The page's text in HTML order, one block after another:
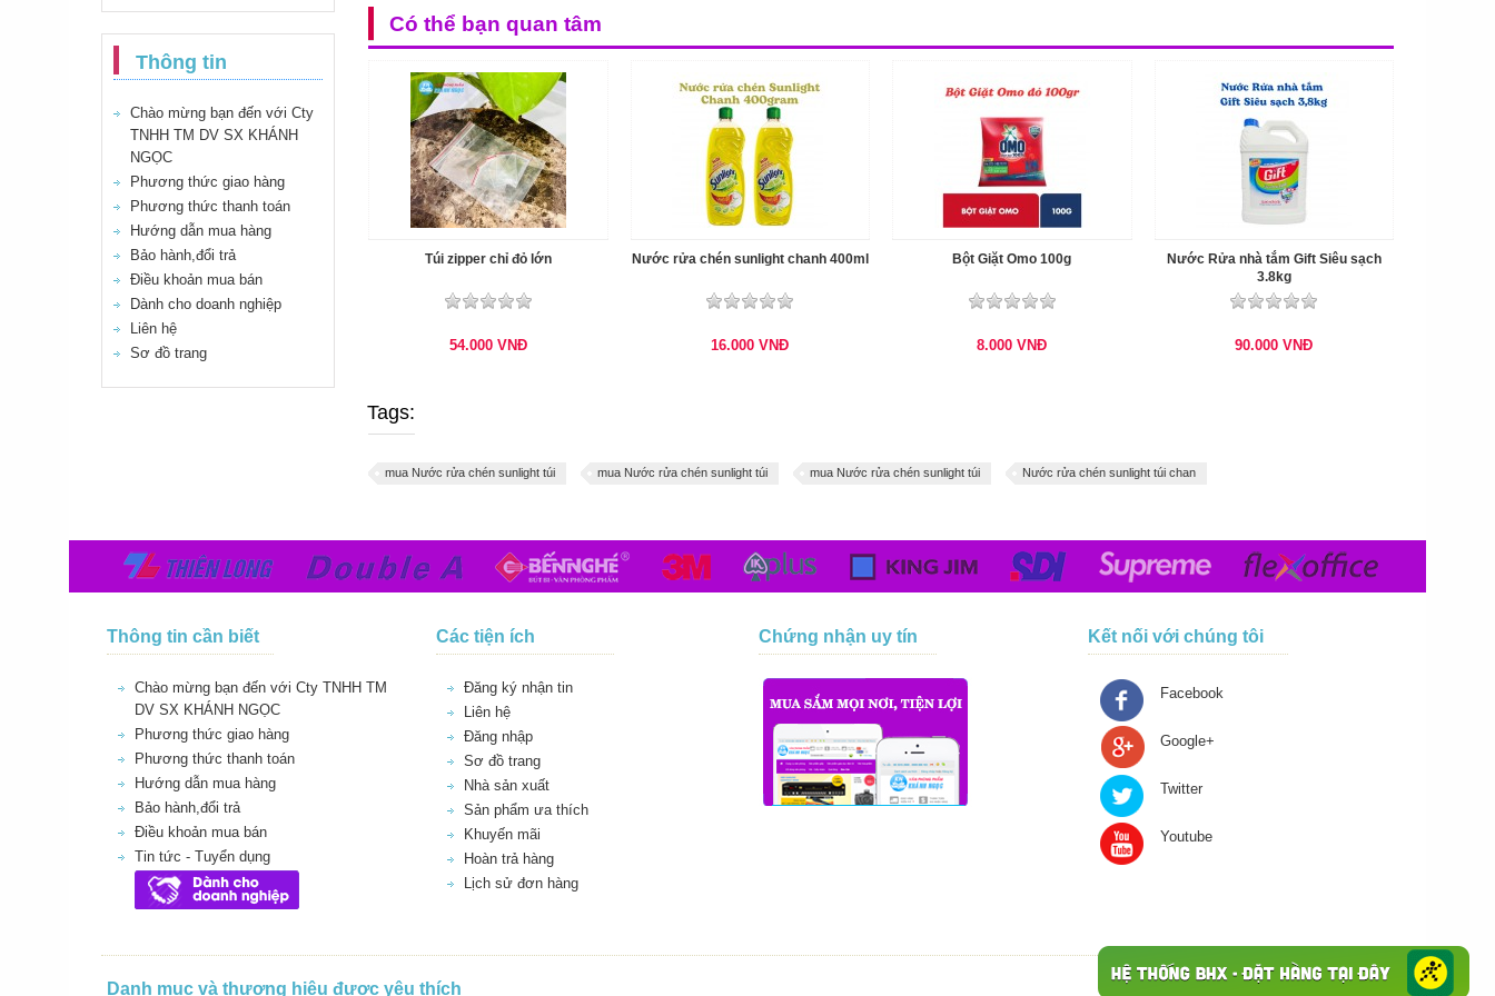
Thông tin
Chào mừng bạn đến với Cty
TNHH TM DV SX KHÁNH
NGỌC
Phương thức giao hàng
Phương thức thanh toán
Hướng dẫn mua hàng
Bảo hành,đổi trả
Điều khoản mua bán
Dành cho doanh nghiệp
Liên hệ
Sơ đồ trang
Có thể bạn quan tâm
Túi zipper chỉ đỏ lớn
54.000 VNĐ
Nước rửa chén sunlight chanh 400ml
16.000VNĐ
Bột Giặt Omo 100g
8.000VNĐ
Nước Rửa nhà tắm Gift Siêu sạch
3.8kg
90.000VNĐ
Tags:
mua Nước rửa chén sunlight túi mua Nước rửa chén sunlight túi mua Nước rửa chén sunlight túi Nước rửa chén sunlight túi chan
Thông tin cần biết
Chào mừng bạn đến với Cty TNHH TM
DV SX KHÁNH NGỌC
Phương thức giao hàng
Phương thức thanh toán
Hướng dẫn mua hàng
Bảo hành,đổi trả
Điều khoản mua bán
Tin tức - Tuyển dụng
Các tiện ích
Đăng ký nhận tin
Liên hệ
Đăng nhập
Sơ đồ trang
Nhà sản xuất
Sản phẩm ưa thích
Khuyến mãi
Hoàn trả hàng
Lịch sử đơn hàng
Chứng nhận uy tín Kết nối với chúng tôi
Facebook
Google+
Twitter
Youtube
Danh mục và thương hiệu được yêu thích